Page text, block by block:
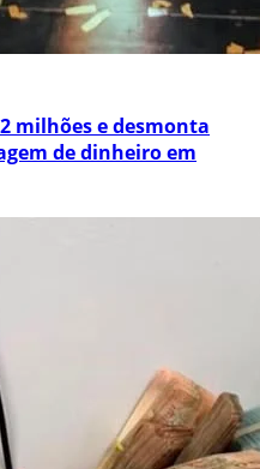
milhões e desmonta
de dinheiro em